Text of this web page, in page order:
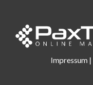
Impressum |